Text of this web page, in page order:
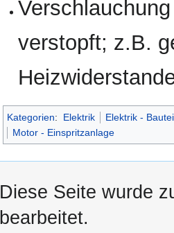
verstopft; z.B.
Kategorien: Elektrik
Elektrik -
Motor - Einspritzanlage
Diese Seite wurde
bearbeitet.